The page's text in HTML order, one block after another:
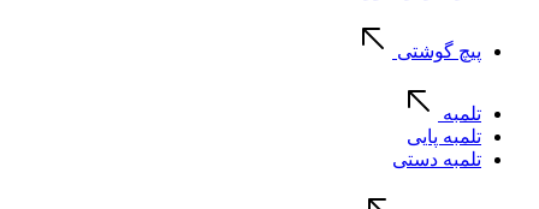
پیچ گوشتی
تلمبه
تلمبه پایی
تلمبه دستی